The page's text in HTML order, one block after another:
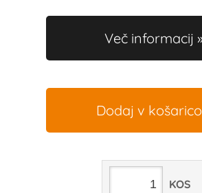
Več informacij
Dodaj v košarico
KOS